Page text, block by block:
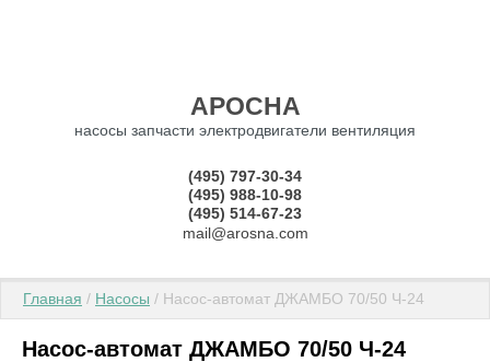
АРОСНА
насосы запчасти электродвигатели вентиляция
(495) 797-30-34
(495) 988-10-98
(495) 514-67-23
mail@arosna.com
Главная / Насосы / Насос-автомат ДЖАМБО 70/50 Ч-24
Насос-автомат ДЖАМБО 70/50 Ч-24